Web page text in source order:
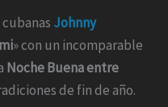
Johnny
» con un incomparable
Noche Buena entre
de fin de año.